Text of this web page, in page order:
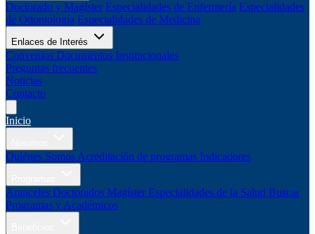
Doctorado y Magíster Especialidades de Enfermería Especialidades
de Odontología Especialidades de Medicina
Enlaces de Interés
Convenios Documentos Institucionales
Preguntas frecuentes
Noticias
Contacto
Inicio
Quiénes Somos Acreditación de programas Indicadores
Aranceles Doctorados Magíster Especialidades de la Salud Buscar
Programas y Académicos